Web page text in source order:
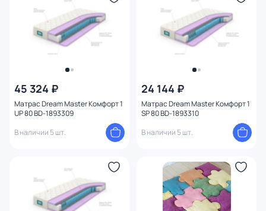
45 324 ₽
Матрас Dream Master Комфорт 1
UP 80 BD-1893309
В наличии 5 шт.
24 144 ₽
Матрас Dream Master Комфорт 1
SP 80 BD-1893310
В наличии 5 шт.